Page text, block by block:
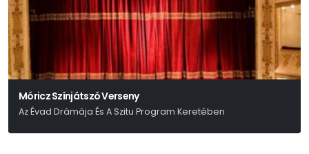
Móricz Színjátszó Verseny
Az Évad Drámája És A Szitu Program Keretében